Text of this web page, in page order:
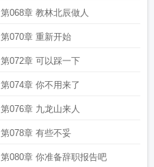
第068章 教林北辰做人
第070章 重新开始
第072章 可以踩一下
第074章 你不用来了
第076章 九龙山来人
第078章 有些不妥
第080章 你准备辞职报告吧